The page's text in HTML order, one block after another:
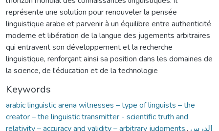
représente une solution pour renouveler la pensée
linguistique arabe et parvenir à un équilibre entre authenticité
moderne et libération de la langue des jugements arbitraires
qui entravent son développement et la recherche
linguistique, renforçant ainsi sa position dans les domaines de
la science, de l'éducation et de la technologie
Keywords
arabic linguistic arena witnesses – type of linguists – the
creator – the linguistic transmitter - scientific truth and
relativity – accuracy and validity – arbitrary judgments., الدرس